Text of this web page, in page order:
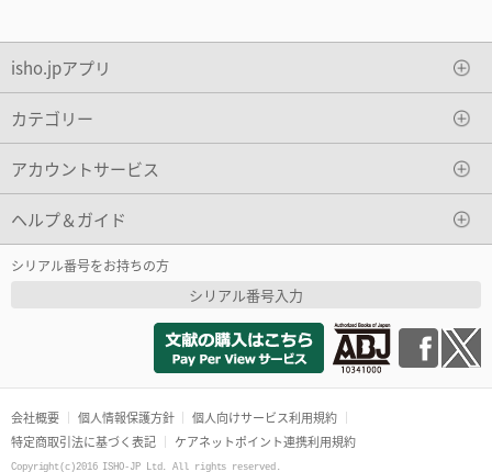
isho.jpアプリ
カテゴリー
アカウントサービス
ヘルプ＆ガイド
シリアル番号をお持ちの方
シリアル番号入力
会社概要 個人情報保護方針
個人向けサービス利用規約
特定商取引法に基づく表記
ケアネットポイント連携利用規約
Copyright(c)2016 ISHO-JP Ltd. All rights reserved.